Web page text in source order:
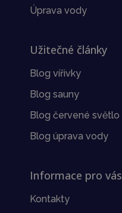
Úprava vody
Užitečné články
Blog vířivky
Blog sauny
Blog červené světlo
Blog úprava vody
Informace pro vás
Kontakty